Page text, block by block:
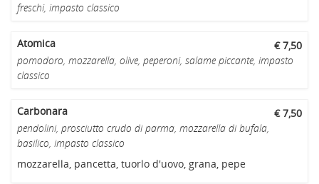
freschi, impasto classico
Atomica
€ 7,50
pomodoro, mozzarella, olive, peperoni, salame piccante, impasto
classico
Carbonara
€ 7,50
pendolini, prosciutto crudo di parma, mozzarella di bufala,
basilico, impasto classico
mozzarella, pancetta, tuorlo d'uovo, grana, pepe